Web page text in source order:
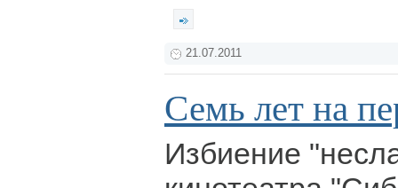
21.07.2011
Семь лет на
Избиение